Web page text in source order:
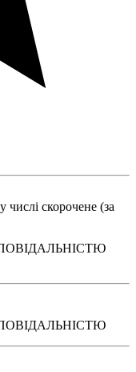
скорочене (за